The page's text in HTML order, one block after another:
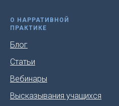
О НАРРАТИВНОЙ
ПРАКТИКЕ
Блог
Статьи
Вебинары
Высказывания учащихся